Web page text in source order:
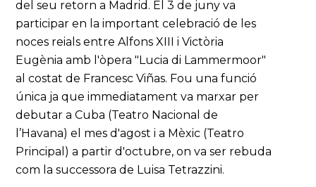
del seu retorn a Madrid. El 3 de juny va
participar en la important celebració de les
noces reials entre Alfons XIII i Victòria
Eugènia amb l'òpera "Lucia di Lammermoor"
al costat de Francesc Viñas. Fou una funció
única ja que immediatament va marxar per
debutar a Cuba (Teatro Nacional de
l’Havana) el mes d'agost i a Mèxic (Teatro
Principal) a partir d'octubre, on va ser rebuda
com la successora de Luisa Tetrazzini.